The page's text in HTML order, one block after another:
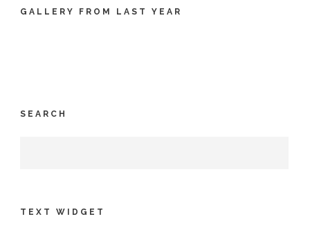
GALLERY FROM LAST YEAR
SEARCH
TEXT WIDGET